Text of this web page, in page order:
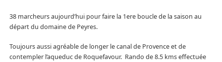
38 marcheurs aujourd’hui pour faire la 1ere boucle de la saison au
départ du domaine de Peyres.
Toujours aussi agréable de longer le canal de Provence et de
contempler l’aqueduc de Roquefavour. Rando de 8.5 kms effectuée